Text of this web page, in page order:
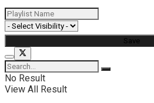
No Result
View All Result